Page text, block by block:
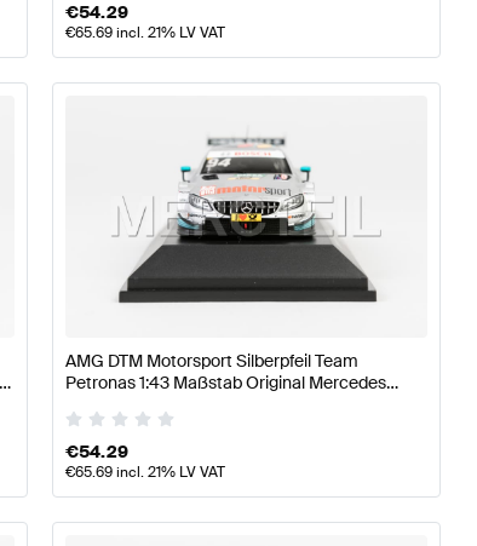
€54.29
€65.69incl. 21% LV VAT
AMG DTM Motorsport Silberpfeil Team
Petronas 1:43 Maßstab Original Mercedes
€54.29
€65.69incl. 21% LV VAT